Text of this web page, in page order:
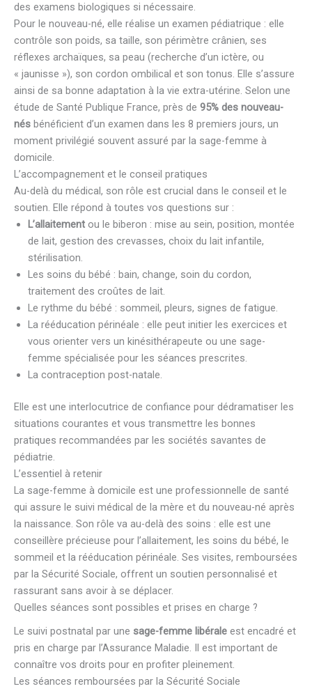
des examens biologiques si nécessaire.
Pour le nouveau-né, elle réalise un examen pédiatrique : elle
contrôle son poids, sa taille, son périmètre crânien, ses
réflexes archaïques, sa peau (recherche d’un ictère, ou
« jaunisse »), son cordon ombilical et son tonus. Elle s’assure
ainsi de sa bonne adaptation à la vie extra-utérine. Selon une
étude de Santé Publique France, près de 95% des nouveau-
nés bénéficient d’un examen dans les 8 premiers jours, un
moment privilégié souvent assuré par la sage-femme à
domicile.
L’accompagnement et le conseil pratiques
Au-delà du médical, son rôle est crucial dans le conseil et le
soutien. Elle répond à toutes vos questions sur :
L’allaitement ou le biberon : mise au sein, position, montée
de lait, gestion des crevasses, choix du lait infantile,
stérilisation.
Les soins du bébé : bain, change, soin du cordon,
traitement des croûtes de lait.
Le rythme du bébé : sommeil, pleurs, signes de fatigue.
La rééducation périnéale : elle peut initier les exercices et
vous orienter vers un kinésithérapeute ou une sage-
femme spécialisée pour les séances prescrites.
La contraception post-natale.
Elle est une interlocutrice de confiance pour dédramatiser les
situations courantes et vous transmettre les bonnes
pratiques recommandées par les sociétés savantes de
pédiatrie.
L’essentiel à retenir
La sage-femme à domicile est une professionnelle de santé
qui assure le suivi médical de la mère et du nouveau-né après
la naissance. Son rôle va au-delà des soins : elle est une
conseillère précieuse pour l’allaitement, les soins du bébé, le
sommeil et la rééducation périnéale. Ses visites, remboursées
par la Sécurité Sociale, offrent un soutien personnalisé et
rassurant sans avoir à se déplacer.
Quelles séances sont possibles et prises en charge ?
Le suivi postnatal par une sage-femme libérale est encadré et
pris en charge par l’Assurance Maladie. Il est important de
connaître vos droits pour en profiter pleinement.
Les séances remboursées par la Sécurité Sociale